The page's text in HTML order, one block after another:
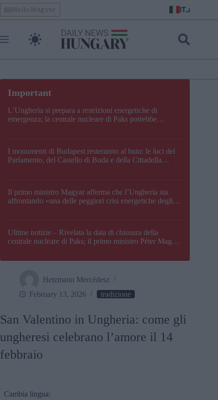
Skip
to
content
HelloMagyar IT
L’Ungheria si prepara a restrizioni energetiche di
emergenza; la centrale nucleare di Paks potrebbe
I monumenti di Budapest resteranno al buio: le luci del
Parlamento, del Castello di Buda e della Cittadella
Il primo ministro Magyar afferma che l’Ungheria sta
affrontando «una delle peggiori crisi energetiche degli
Ultime notizie – Rivelata la data di chiusura della
centrale nucleare di Paks; il primo ministro Péter Magyar
Hetzmann Mercédesz
February 13, 2026
tradizione
San Valentino in Ungheria: come gli
ungheresi celebrano l’amore il 14
febbraio
Cambia lingua: